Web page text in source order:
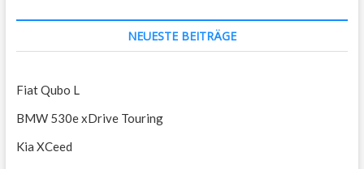
NEUESTE BEITRÄGE
Fiat Qubo L
BMW 530e xDrive Touring
Kia XCeed